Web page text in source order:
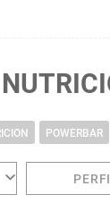
POWERBAR